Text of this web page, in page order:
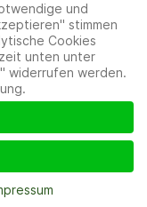
und
stimmen
Cookies
unten unter
widerrufen werden.